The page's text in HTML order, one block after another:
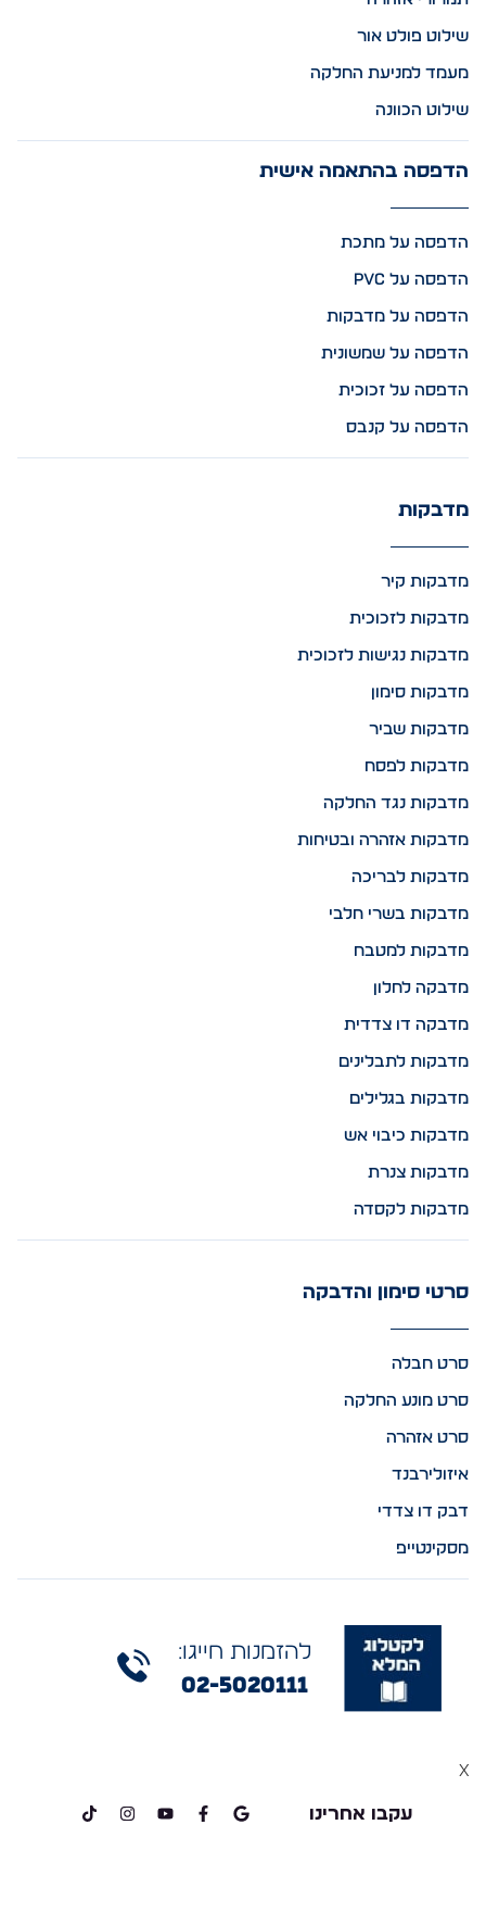
שילוט פולט אור
מעמד למניעת החלקה
שילוט הכוונה
הדפסה בהתאמה אישית
הדפסה על מתכת
הדפסה על PVC
הדפסה על מדבקות
הדפסה על שמשונית
הדפסה על זכוכית
הדפסה על קנבס
מדבקות
מדבקות קיר
מדבקות לזכוכית
מדבקות נגישות לזכוכית
מדבקות סימון
מדבקות שביר
מדבקות לפסח
מדבקות נגד החלקה
מדבקות אזהרה ובטיחות
מדבקות לבריכה
מדבקות בשרי חלבי
מדבקות למטבח
מדבקה לחלון
מדבקה דו צדדית
מדבקות לתבלינים
מדבקות בגלילים
מדבקות כיבוי אש
מדבקות צנרת
מדבקות לקסדה
סרטי סימון והדבקה
סרט חבלה
סרט מונע החלקה
סרט אזהרה
איזולירבנד
דבק דו צדדי
מסקינטייפ
להזמנות חייגו:
02-5020111
עקבו אחרינו
x